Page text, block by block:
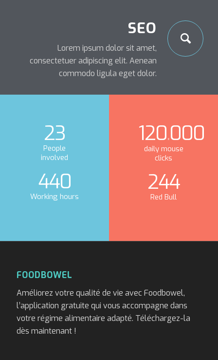
SEO
Lorem ipsum dolor sit amet,
consectetuer adipiscing elit. Aenean
commodo ligula eget dolor.
23
People
involved
440
Working hours
120.000
daily mouse
clicks
244
Red Bull
FOODBOWEL
Améliorez votre qualité de vie avec Foodbowel,
l’application gratuite qui vous accompagne dans
votre régime alimentaire adapté. Téléchargez-la
dès maintenant !